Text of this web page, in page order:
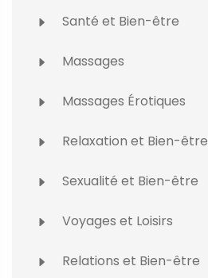
Santé et Bien-être
Massages
Massages Érotiques
Relaxation et Bien-être
Sexualité et Bien-être
Voyages et Loisirs
Relations et Bien-être